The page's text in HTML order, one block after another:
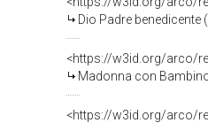
Dio Padre benedicente
<https://w3id.org/arco/
Madonna con Bambino,
<https://w3id.org/arco/